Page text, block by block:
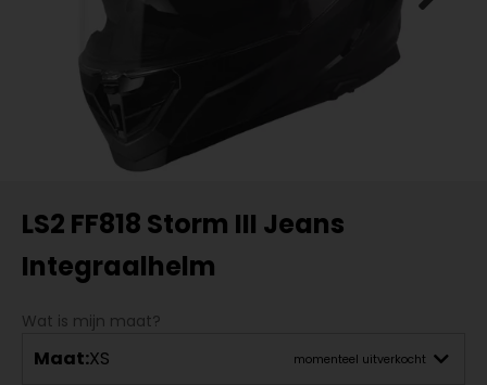
LS2 FF818 Storm III Jeans
Integraalhelm
Wat is mijn maat?
Maat:XS momenteel uitverkocht